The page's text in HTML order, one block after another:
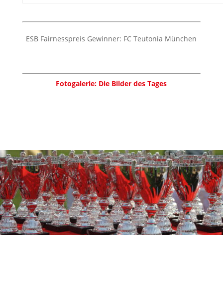
ESB Fairnesspreis Gewinner: FC Teutonia München
Fotogalerie: Die Bilder des Tages